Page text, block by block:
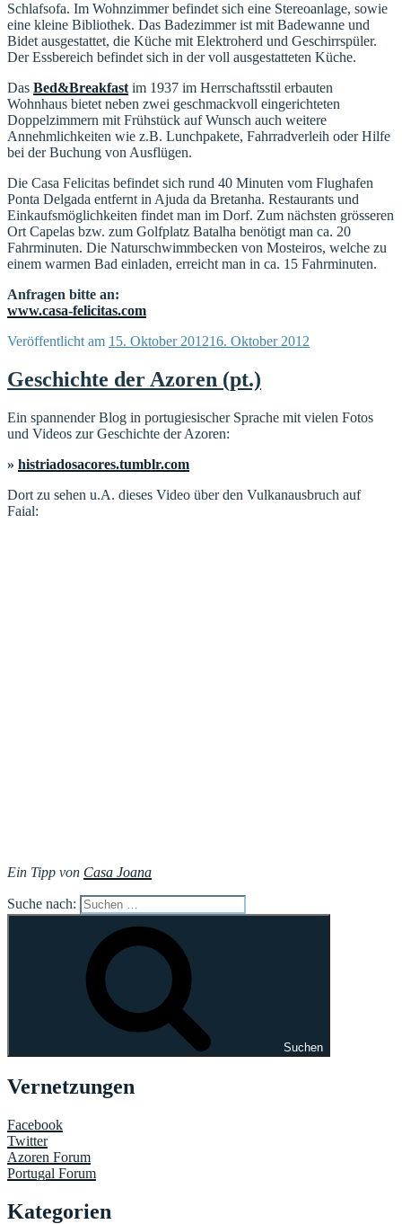
Schlafsofa. Im Wohnzimmer befindet sich eine Stereoanlage, sowie
eine kleine Bibliothek. Das Badezimmer ist mit Badewanne und
Bidet ausgestattet, die Küche mit Elektroherd und Geschirrspüler.
Der Essbereich befindet sich in der voll ausgestatteten Küche.
Das Bed&Breakfast im 1937 im Herrschaftsstil erbauten
Wohnhaus bietet neben zwei geschmackvoll eingerichteten
Doppelzimmern mit Frühstück auf Wunsch auch weitere
Annehmlichkeiten wie z.B. Lunchpakete, Fahrradverleih oder Hilfe
bei der Buchung von Ausflügen.
Die Casa Felicitas befindet sich rund 40 Minuten vom Flughafen
Ponta Delgada entfernt in Ajuda da Bretanha. Restaurants und
Einkaufsmöglichkeiten findet man im Dorf. Zum nächsten grösseren
Ort Capelas bzw. zum Golfplatz Batalha benötigt man ca. 20
Fahrminuten. Die Naturschwimmbecken von Mosteiros, welche zu
einem warmen Bad einladen, erreicht man in ca. 15 Fahrminuten.
Anfragen bitte an:
www.casa-felicitas.com
Veröffentlicht am 15. Oktober 201216. Oktober 2012
Geschichte der Azoren (pt.)
Ein spannender Blog in portugiesischer Sprache mit vielen Fotos
und Videos zur Geschichte der Azoren:
» histriadosacores.tumblr.com
Dort zu sehen u.A. dieses Video über den Vulkanausbruch auf
Faial:
Ein Tipp von Casa Joana
Suche nach:
Suchen
Vernetzungen
Facebook
Twitter
Azoren Forum
Portugal Forum
Kategorien